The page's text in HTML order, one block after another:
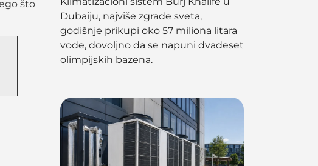
što
Dubaiju, najviše zgrade sveta,
godišnje prikupi oko 57 miliona litara
vode, dovoljno da se napuni dvadeset
olimpijskih bazena.